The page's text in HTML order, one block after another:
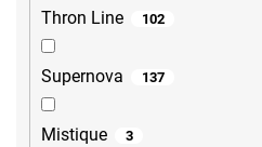
Thron Line 102
Supernova 137
Mistique 3